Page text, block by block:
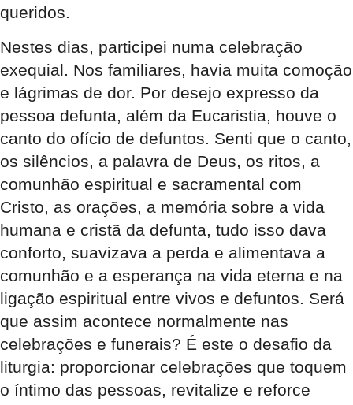
queridos.
Nestes dias, participei numa celebração
exequial. Nos familiares, havia muita comoção
e lágrimas de dor. Por desejo expresso da
pessoa defunta, além da Eucaristia, houve o
canto do ofício de defuntos. Senti que o canto,
os silêncios, a palavra de Deus, os ritos, a
comunhão espiritual e sacramental com
Cristo, as orações, a memória sobre a vida
humana e cristã da defunta, tudo isso dava
conforto, suavizava a perda e alimentava a
comunhão e a esperança na vida eterna e na
ligação espiritual entre vivos e defuntos. Será
que assim acontece normalmente nas
celebrações e funerais? É este o desafio da
liturgia: proporcionar celebrações que toquem
o íntimo das pessoas, revitalize e reforce